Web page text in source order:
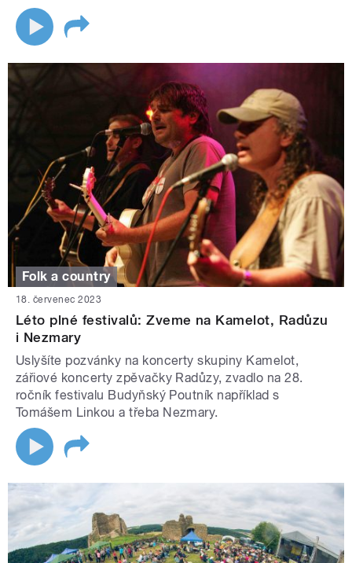
Folk a country
18. červenec 2023
Léto plné festivalů: Zveme na Kamelot, Radůzu
i Nezmary
Uslyšíte pozvánky na koncerty skupiny Kamelot,
zářiové koncerty zpěvačky Radůzy, zvadlo na 28.
ročník festivalu Budyňský Poutník například s
Tomášem Linkou a třeba Nezmary.